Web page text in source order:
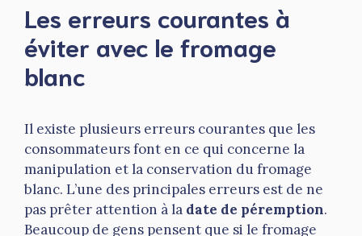
Les erreurs courantes à
éviter avec le fromage
blanc
Il existe plusieurs erreurs courantes que les
consommateurs font en ce qui concerne la
manipulation et la conservation du fromage
blanc. L’une des principales erreurs est de ne
pas prêter attention à la date de péremption.
Beaucoup de gens pensent que si le fromage